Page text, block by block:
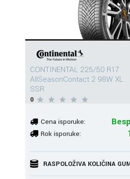
CONTINENTAL 225/50 R17
AllSeasonContact 2 98W XL
SSR
0
Cena isporuke:
Rok isporuke:
RASPOLOŽIVA KOLIČINA